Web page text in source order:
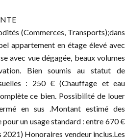
(Commerces, Transports);dans
appartement en étage élevé avec
avec vue dégagée, beaux volumes
Bien soumis au statut de
: 250 € (Chauffage et eau
ce bien. Possibilité de louer
en sus .Montant estimé des
pour un usage standard : entre 670 €
2021) Honoraires vendeur inclus.Les